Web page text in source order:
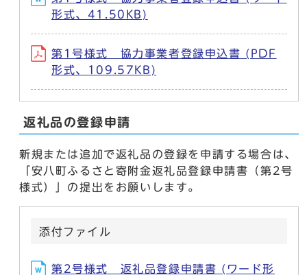
形式、41.50KB)
第1号様式 協力事業者登録申込書 (PDF
形式、109.57KB)
返礼品の登録申請
新規または追加で返礼品の登録を申請する場合は、
「安八町ふるさと寄附金返礼品登録申請書（第2号
様式）」の提出をお願いします。
添付ファイル
第2号様式 返礼品登録申請書 (ワード形